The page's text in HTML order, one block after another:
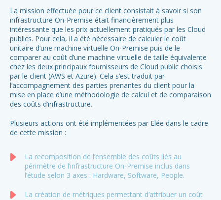
La mission effectuée pour ce client consistait à savoir si son
infrastructure On-Premise était financièrement plus
intéressante que les prix actuellement pratiqués par les Cloud
publics. Pour cela, il a été nécessaire de calculer le coût
unitaire d’une machine virtuelle On-Premise puis de le
comparer au coût d’une machine virtuelle de taille équivalente
chez les deux principaux fournisseurs de Cloud public choisis
par le client (AWS et Azure). Cela s’est traduit par
l’accompagnement des parties prenantes du client pour la
mise en place d’une méthodologie de calcul et de comparaison
des coûts d’infrastructure.
Plusieurs actions ont été implémentées par Elée dans le cadre
de cette mission :
La recomposition de l’ensemble des coûts liés au
périmètre de l’infrastructure On-Premise inclus dans
l’étude selon 3 axes : Hardware, Software, People.
La création de métriques permettant d’attribuer un coût